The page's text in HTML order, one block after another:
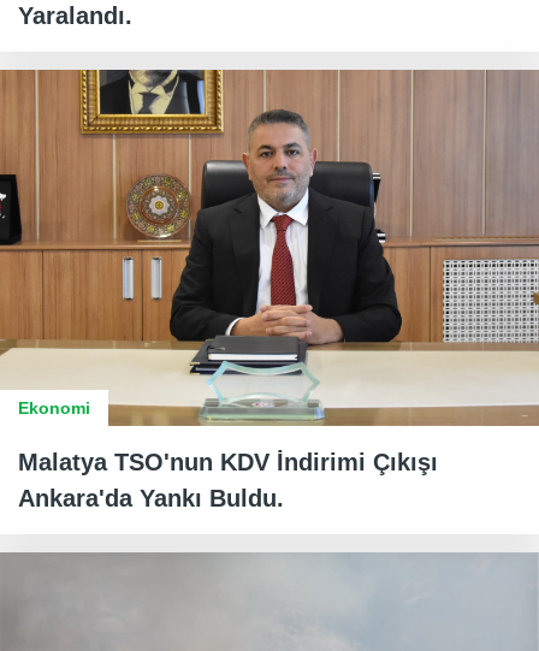
Yaralandı.
Ekonomi
Malatya TSO'nun KDV İndirimi Çıkışı
Ankara'da Yankı Buldu.